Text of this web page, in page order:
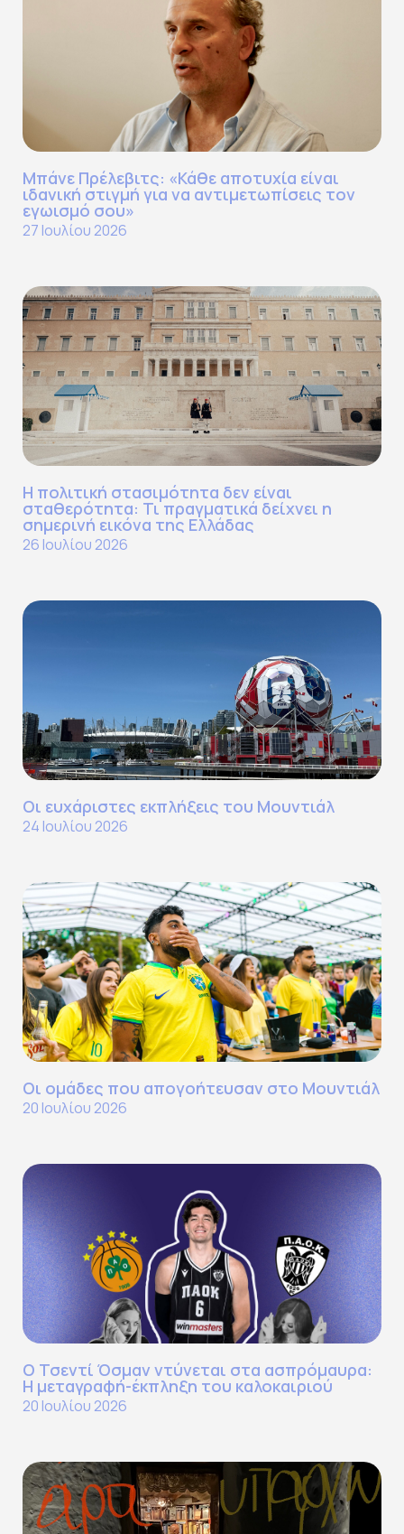
Μπάνε Πρέλεβιτς: «Κάθε αποτυχία είναι
ιδανική στιγμή για να αντιμετωπίσεις τον
εγωισμό σου»
27 Ιουλίου 2026
Η πολιτική στασιμότητα δεν είναι
σταθερότητα: Τι πραγματικά δείχνει η
σημερινή εικόνα της Ελλάδας
26 Ιουλίου 2026
Οι ευχάριστες εκπλήξεις του Μουντιάλ
24 Ιουλίου 2026
Οι ομάδες που απογοήτευσαν στο Μουντιάλ
20 Ιουλίου 2026
Ο Τσεντί Όσμαν ντύνεται στα ασπρόμαυρα:
Η μεταγραφή-έκπληξη του καλοκαιριού
20 Ιουλίου 2026